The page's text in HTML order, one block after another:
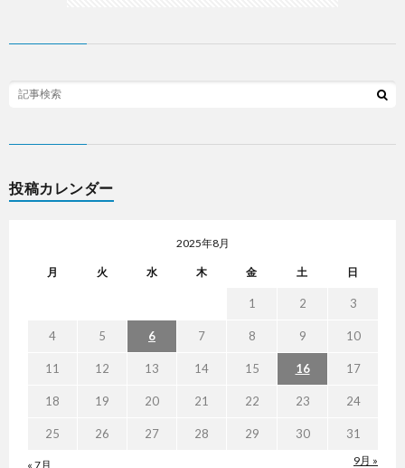
投稿カレンダー
2025年8月
月 火 水 木 金 土 日
« 7月 9月 »
1 2 3
4 5 6 7 8 9 10
11 12 13 14 15 16 17
18 19 20 21 22 23 24
25 26 27 28 29 30 31